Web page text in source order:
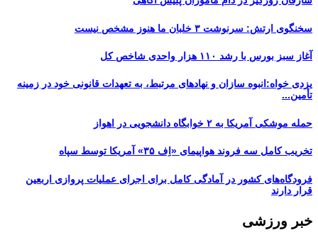
سخنگوی ارتش: سرنوشت ۳ خلبان ما هنوز مشخص نیست
آغاز سبز بورس با رشد ۱۱۰ هزار واحدی شاخص کل
یزدی خواه:انبوه سازان و نهادهای مرتبط، به تعهدات قانونی خود در زمینه
تأمین...
حمله موشکی آمریکا به ۲ خوابگاه دانشجویی در اهواز
تخریب کامل سه فروند هواپیمای «اِف ۳۵» آمریکا توسط سپاه
فرودگاه‌های کشور در آمادگی کامل برای اجرای عملیات پروازی اربعین
قرار دارند
خبر ورزشی